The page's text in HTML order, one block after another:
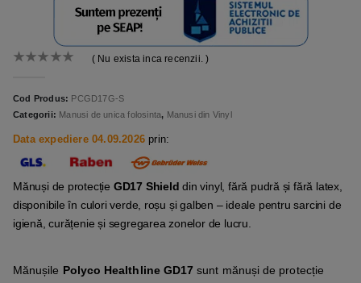
( Nu exista inca recenzii. )
Cod Produs: PCGD17G-S
Categorii: Manusi de unica folosinta, Manusi din Vinyl
Data expediere 04.09.2026 prin:
Mănuși de protecție GD17 Shield din vinyl, fără pudră și fără latex,
disponibile în culori verde, roșu și galben – ideale pentru sarcini de
igienă, curățenie și segrega­rea zonelor de lucru.
Mănușile Polyco Healthline GD17 sunt mănuși de protecție